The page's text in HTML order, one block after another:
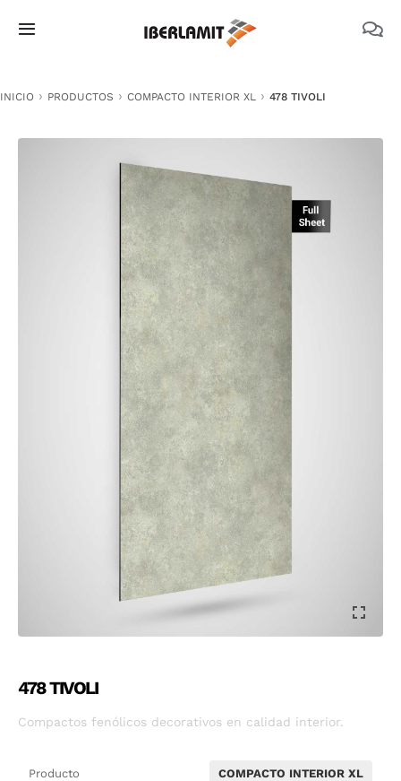
Toggle
NOSOTROS
DOCUMENTACIÓN TÉCNICA
MEDIO AMBIENTE
INICIO PRODUCTOS COMPACTO INTERIOR XL 478 TIVOLI
478 TIVOLI
Compactos fenólicos decorativos en calidad interior.
Producto COMPACTO INTERIOR XL